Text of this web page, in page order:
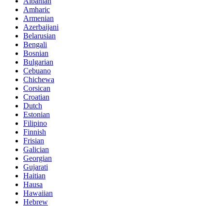
Amharic
Armenian
Azerbaijani
Belarusian
Bengali
Bosnian
Bulgarian
Cebuano
Chichewa
Corsican
Croatian
Dutch
Estonian
Filipino
Finnish
Frisian
Galician
Georgian
Gujarati
Haitian
Hausa
Hawaiian
Hebrew